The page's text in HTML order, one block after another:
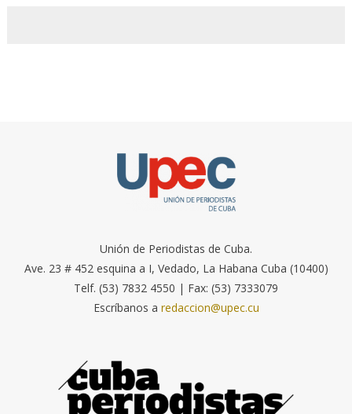
Unión de Periodistas de Cuba.
Ave. 23 # 452 esquina a I, Vedado, La Habana Cuba (10400)
Telf. (53) 7832 4550 | Fax: (53) 7333079
Escríbanos a redaccion@upec.cu